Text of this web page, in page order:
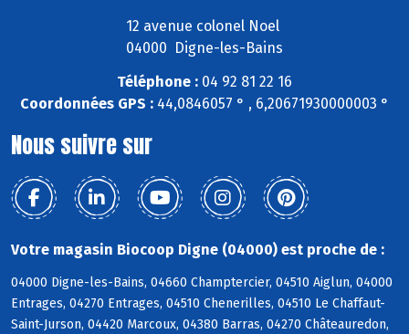
12 avenue colonel Noel
04000 Digne-les-Bains
Téléphone : 04 92 81 22 16
Coordonnées GPS : 44,0846057 ° , 6,20671930000003 °
Nous suivre sur
Votre magasin Biocoop Digne (04000) est proche de :
04000 Digne-les-Bains, 04660 Champtercier, 04510 Aiglun, 04000
Entrages, 04270 Entrages, 04510 Chenerilles, 04510 Le Chaffaut-
Saint-Jurson, 04420 Marcoux, 04380 Barras, 04270 Châteauredon,